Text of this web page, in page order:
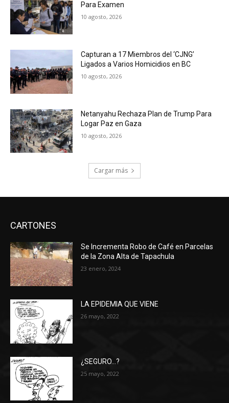
Para Examen
10 agosto, 2026
Capturan a 17 Miembros del ‘CJNG’
Ligados a Varios Homicidios en BC
10 agosto, 2026
Netanyahu Rechaza Plan de Trump Para
Logar Paz en Gaza
10 agosto, 2026
Cargar más
CARTONES
Se Incrementa Robo de Café en Parcelas
de la Zona Alta de Tapachula
23 enero, 2024
LA EPIDEMIA QUE VIENE
26 mayo, 2022
¿SEGURO…?
25 mayo, 2022